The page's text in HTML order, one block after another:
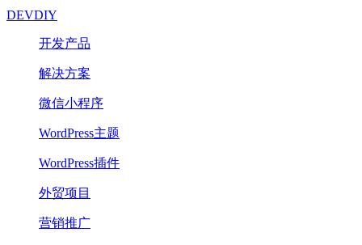
DEVDIY
开发产品
解决方案
微信小程序
WordPress主题
WordPress插件
外贸项目
营销推广